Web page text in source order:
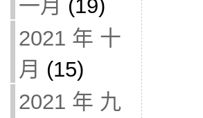
一月 (19)
2021 年 十
月 (15)
2021 年 九